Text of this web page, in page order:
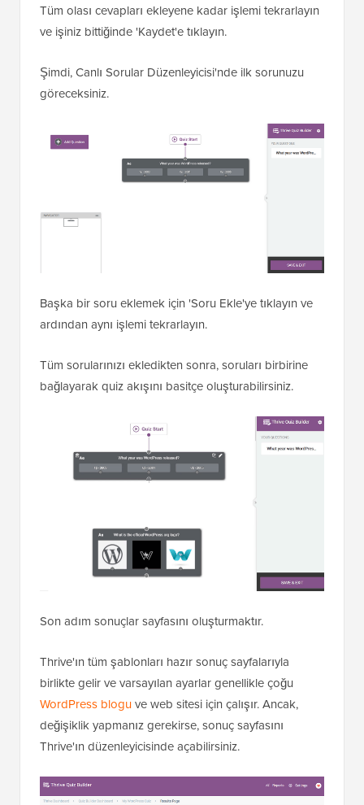
Tüm olası cevapları ekleyene kadar işlemi tekrarlayın
ve işiniz bittiğinde 'Kaydet'e tıklayın.
Şimdi, Canlı Sorular Düzenleyicisi'nde ilk sorunuzu
göreceksiniz.
Başka bir soru eklemek için 'Soru Ekle'ye tıklayın ve
ardından aynı işlemi tekrarlayın.
Tüm sorularınızı ekledikten sonra, soruları birbirine
bağlayarak quiz akışını basitçe oluşturabilirsiniz.
Son adım sonuçlar sayfasını oluşturmaktır.
Thrive'ın tüm şablonları hazır sonuç sayfalarıyla
birlikte gelir ve varsayılan ayarlar genellikle çoğu
WordPress bloguve web sitesi için çalışır. Ancak,
değişiklik yapmanız gerekirse, sonuç sayfasını
Thrive'ın düzenleyicisinde açabilirsiniz.